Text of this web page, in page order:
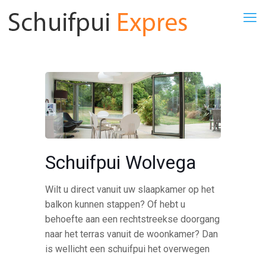
Schuifpui Wolvega
Wilt u direct vanuit uw slaapkamer op het
balkon kunnen stappen? Of hebt u
behoefte aan een rechtstreekse doorgang
naar het terras vanuit de woonkamer? Dan
is wellicht een schuifpui het overwegen